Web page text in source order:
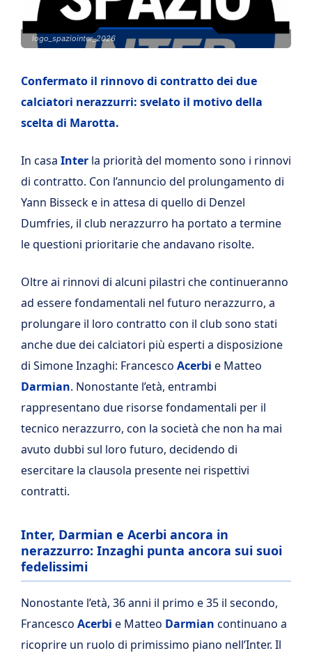
logo_spaziointer_2026
Confermato il rinnovo di contratto dei due
calciatori nerazzurri: svelato il motivo della
scelta di Marotta.
In casa Inter la priorità del momento sono i rinnovi
di contratto. Con l’annuncio del prolungamento di
Yann Bisseck e in attesa di quello di Denzel
Dumfries, il club nerazzurro ha portato a termine
le questioni prioritarie che andavano risolte.
Oltre ai rinnovi di alcuni pilastri che continueranno
ad essere fondamentali nel futuro nerazzurro, a
prolungare il loro contratto con il club sono stati
anche due dei calciatori più esperti a disposizione
di Simone Inzaghi: Francesco Acerbi e Matteo
Darmian. Nonostante l’età, entrambi
rappresentano due risorse fondamentali per il
tecnico nerazzurro, con la società che non ha mai
avuto dubbi sul loro futuro, decidendo di
esercitare la clausola presente nei rispettivi
contratti.
Inter, Darmian e Acerbi ancora in
nerazzurro: Inzaghi punta ancora sui suoi
fedelissimi
Nonostante l’età, 36 anni il primo e 35 il secondo,
Francesco Acerbi e Matteo Darmian continuano a
ricoprire un ruolo di primissimo piano nell’Inter. Il